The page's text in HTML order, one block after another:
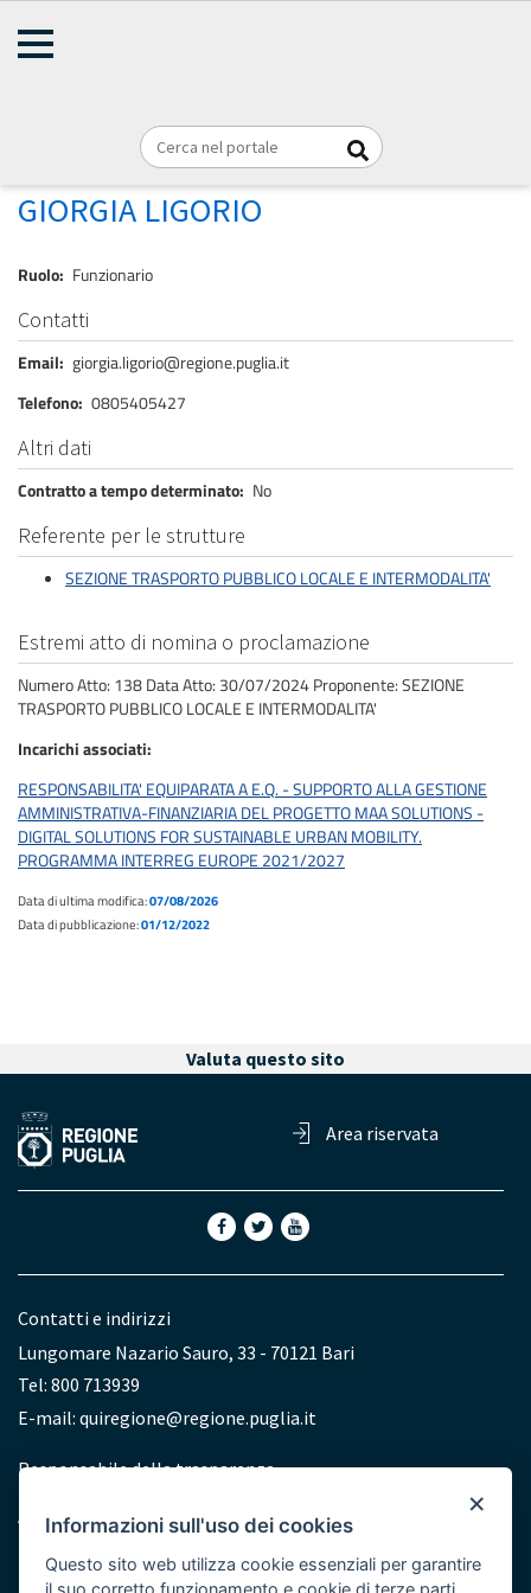
Briciole
Home
LIGORIO GIORGIA
GIORGIA LIGORIO
Ruolo Funzionario
Contatti
Email giorgia.ligorio@regione.puglia.it
Telefono 0805405427
Altri dati
Contratto a tempo determinato No
Referente per le strutture
SEZIONE TRASPORTO PUBBLICO LOCALE E INTERMODALITA'
Estremi atto di nomina o proclamazione
Numero Atto: 138 Data Atto: 30/07/2024 Proponente: SEZIONE
TRASPORTO PUBBLICO LOCALE E INTERMODALITA'
Incarichi associati
RESPONSABILITA' EQUIPARATA A E.Q. - SUPPORTO ALLA GESTIONE
AMMINISTRATIVA-FINANZIARIA DEL PROGETTO MAA SOLUTIONS -
DIGITAL SOLUTIONS FOR SUSTAINABLE URBAN MOBILITY.
PROGRAMMA INTERREG EUROPE 2021/2027
Data di ultima modifica:07/08/2026
Data di pubblicazione:01/12/2022
Valuta questo sito
Area riservata
Contatti e indirizzi
Lungomare Nazario Sauro, 33 - 70121 Bari
Tel: 800 713939
E-mail: quiregione@regione.puglia.it
Redazione
Responsabile della trasparenza
Accessibilità
×
Informazioni sull'uso dei cookies
Questo sito web utilizza cookie essenziali per garantire
il suo corretto funzionamento e cookie di terze parti